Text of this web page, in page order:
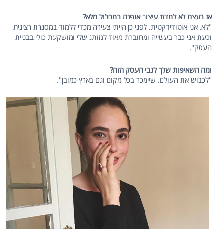
אז בעצם לא למדת עיצוב אופנה במסלול מלא?
"לא. אני אוטודידקטית. לפני כן הייתי צעירה מכדי ללמוד במסגרת רצינית
וכעת אני כבר בעשייה ומחוברת מאוד למותג שלי ומושקעת כולי בבניית
העסק".
ומה השאיפות שלך לגבי העסק הזה?
"לכבוש את העולם. שיימכר בכל מקום וגם בארץ כמובן".